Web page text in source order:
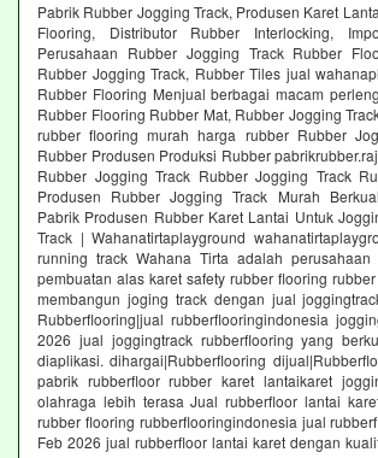
Pabrik Rubber Jogging Track, Produsen Karet
Flooring, Distributor Rubber Interlocking,
Perusahaan Rubber Jogging Track Rubber
Rubber Jogging Track, Rubber Tiles jual
Rubber Flooring Menjual berbagai macam
Rubber Flooring Rubber Mat, Rubber Jogging
rubber flooring murah harga rubber Rubber
Rubber Produsen Produksi Rubber
Rubber Jogging Track Rubber Jogging Track
Produsen Rubber Jogging Track Murah
Pabrik Produsen Rubber Karet Lantai Untuk
Track | Wahanatirtaplayground
running track Wahana Tirta adalah perusahaan
pembuatan alas karet safety rubber flooring
membangun joging track dengan jual
Rubberflooring|jual rubberflooringindonesia
2026 jual joggingtrack rubberflooring yang
diaplikasi. dihargai|Rubberflooring
pabrik rubberfloor rubber karet lantaikaret
olahraga lebih terasa Jual rubberfloor lantai
rubber flooring rubberflooringindonesia jual
Feb 2026 jual rubberfloor lantai karet dengan